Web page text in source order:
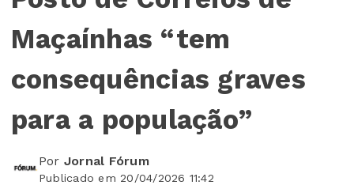
Maçaínhas “tem
consequências graves
para a população”
Por Jornal Fórum
Publicado em 20/04/2026 11:42